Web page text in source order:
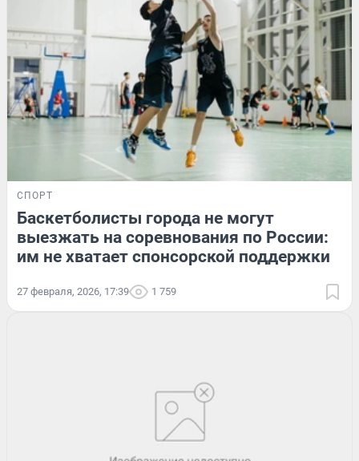
СПОРТ
Баскетболисты города не могут
выезжать на соревнования по России:
им не хватает спонсорской поддержки
27 февраля, 2026, 17:39 1 759